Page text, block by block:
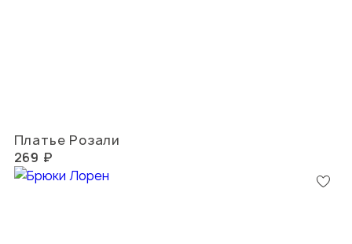
Платье Розали
269 ₽